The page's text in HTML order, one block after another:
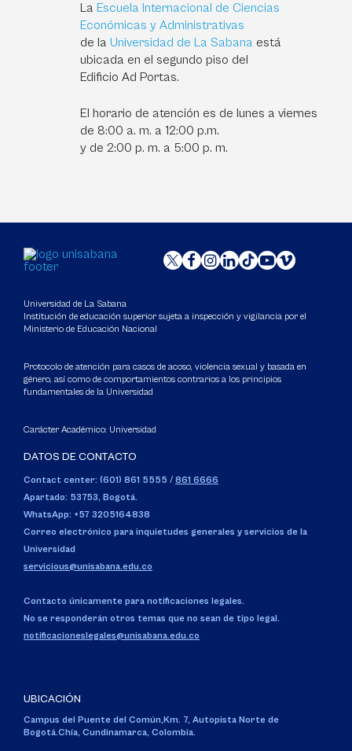
La Escuela Internacional de Ciencias
Económicas y Administrativas
de la Universidad de La Sabana está
ubicada en el segundo piso del
Edificio Ad Portas.
El horario de atención es de lunes a viernes
de 8:00 a. m. a 12:00 p.m.
y de 2:00 p. m. a 5:00 p. m.
Universidad de La Sabana
Institución de educación superior sujeta a inspección y vigilancia por el
Ministerio de Educación Nacional
Protocolo de atención para casos de acoso, violencia sexual y basada en
género, así como de comportamientos contrarios a los principios
fundamentales de la Universidad
Carácter Académico: Universidad
DATOS DE CONTACTO
Contact center: (601) 861 5555 / 861 6666
Apartado: 53753, Bogotá.
WhatsApp: +57 3205164838
Correo electrónico para inquietudes generales y servicios de la
Universidad
servicious@unisabana.edu.co
Contacto únicamente para notificaciones legales.
No se responderán otros temas que no sean de tipo legal.
notificacioneslegales@unisabana.edu.co
UBICACIÓN
Campus del Puente del Común, Km. 7, Autopista Norte de
Bogotá.Chía, Cundinamarca, Colombia.